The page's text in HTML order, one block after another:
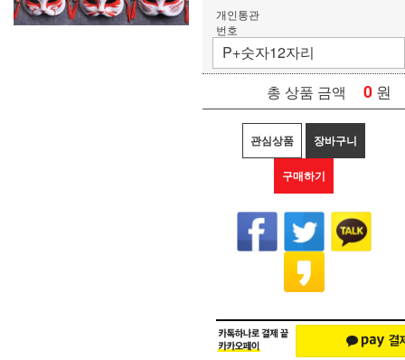
개인통관
번호
총 상품 금액 0 원
관심상품 장바구니
구매하기